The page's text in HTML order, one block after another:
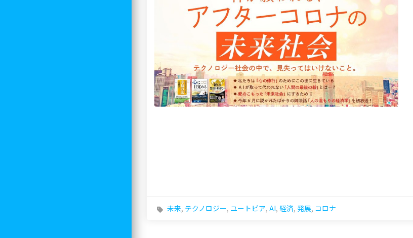
未来, テクノロジー, ユートピア, AI, 経済, 発展, コロナ